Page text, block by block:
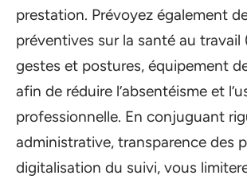
prestation. Prévoyez également
préventives sur la santé au travail
gestes et postures, équipement
afin de réduire l’absentéisme et
professionnelle. En conjuguant
administrative, transparence des
digitalisation du suivi, vous